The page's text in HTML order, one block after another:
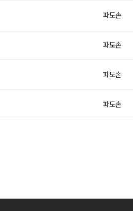
파도손
파도손
파도손
파도손